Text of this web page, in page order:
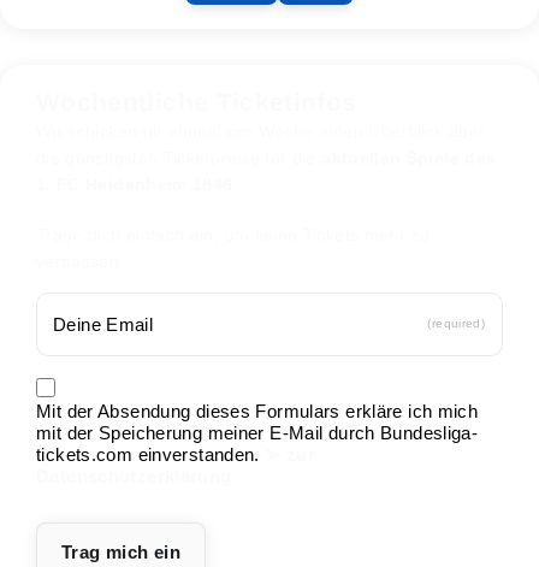
(required)
Mit der Absendung dieses Formulars erkläre ich mich
mit der Speicherung meiner E-Mail durch Bundesliga-
tickets.com einverstanden.